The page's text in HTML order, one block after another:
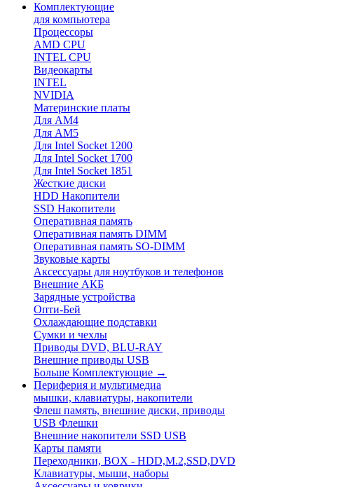
Комплектующие
для компьютера
Процессоры
AMD CPU
INTEL CPU
Видеокарты
INTEL
NVIDIA
Материнские платы
Для AM4
Для AM5
Для Intel Socket 1200
Для Intel Socket 1700
Для Intel Socket 1851
Жесткие диски
HDD Накопители
SSD Накопители
Оперативная память
Оперативная память DIMM
Оперативная память SO-DIMM
Звуковые карты
Аксессуары для ноутбуков и телефонов
Внешние АКБ
Зарядные устройства
Опти-Бей
Охлаждающие подставки
Сумки и чехлы
Приводы DVD, BLU-RAY
Внешние приводы USB
Больше Комплектующие →
Периферия и мультимедиа
мышки, клавиатуры, накопители
Флеш память, внешние диски, приводы
USB Флешки
Внешние накопители SSD USB
Карты памяти
Переходники, BOX - HDD,M.2,SSD,DVD
Клавиатуры, мыши, наборы